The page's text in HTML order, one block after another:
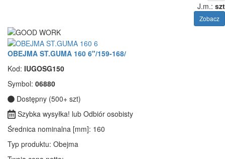
J.m.: szt
Zobacz
OBEJMA ST.GUMA 160 6"/159-168/
Kod: IUGOSG150
Symbol: 06880
Dostępny (500+ szt)
Szybka wysyłka! lub Odbiór osobisty
Średnica nominalna [mm]: 160
Typ produktu: Obejma